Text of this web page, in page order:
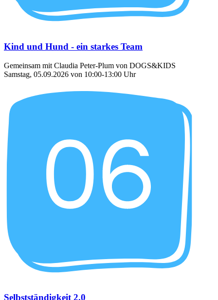
Kind und Hund - ein starkes Team
Gemeinsam mit Claudia Peter-Plum von DOGS&KIDS
Samstag, 05.09.2026 von 10:00-13:00 Uhr
Selbstständigkeit 2.0